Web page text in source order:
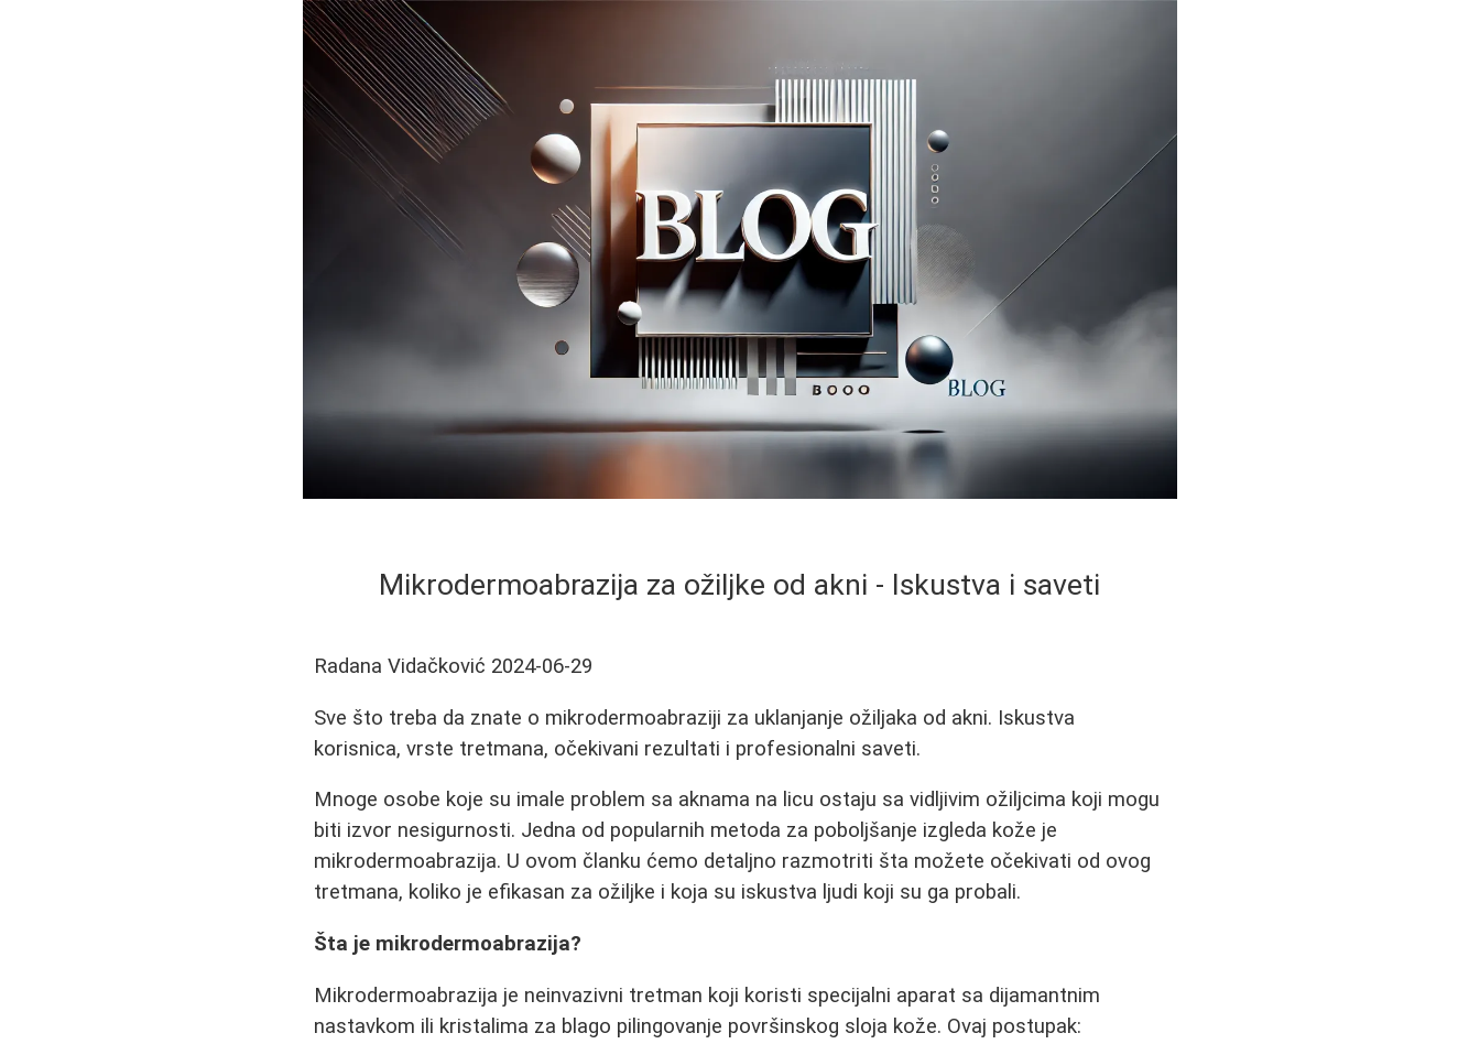
Mikrodermoabrazija za ožiljke od akni - Iskustva i saveti
Radana Vidačković 2024-06-29
Sve što treba da znate o mikrodermoabraziji za uklanjanje ožiljaka od akni. Iskustva
korisnica, vrste tretmana, očekivani rezultati i profesionalni saveti.
Mnoge osobe koje su imale problem sa aknama na licu ostaju sa vidljivim ožiljcima koji mogu
biti izvor nesigurnosti. Jedna od popularnih metoda za poboljšanje izgleda kože je
mikrodermoabrazija. U ovom članku ćemo detaljno razmotriti šta možete očekivati od ovog
tretmana, koliko je efikasan za ožiljke i koja su iskustva ljudi koji su ga probali.
Šta je mikrodermoabrazija?
Mikrodermoabrazija je neinvazivni tretman koji koristi specijalni aparat sa dijamantnim
nastavkom ili kristalima za blago pilingovanje površinskog sloja kože. Ovaj postupak: